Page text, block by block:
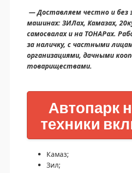
— Доставляем честно и без
машинах: ЗИЛах, Камазах,
самосвалах и на ТОНАРах.
за наличку, с частными
организациями, дачными
товариществами.
Автопарк
техники
Камаз;
Зил;